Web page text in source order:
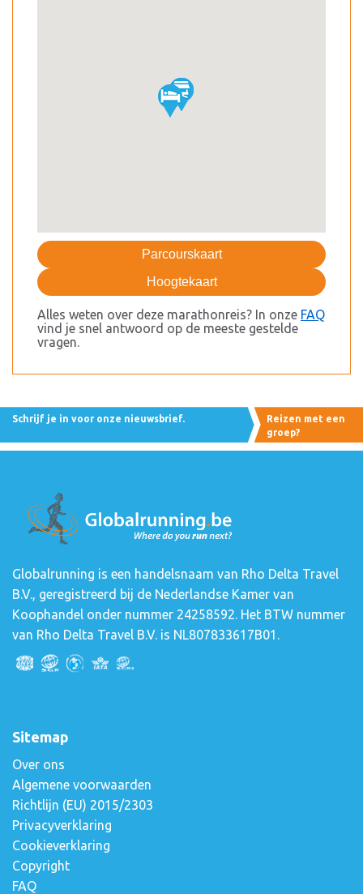
Parcourskaart
Hoogtekaart
Alles weten over deze marathonreis? In onze FAQ
vind je snel antwoord op de meeste gestelde
vragen.
Schrijf je in voor onze nieuwsbrief.
Reizen met een
groep?
Globalrunning is een handelsnaam van Rho Delta Travel
B.V., geregistreerd bij de Nederlandse Kamer van
Koophandel onder nummer 24258592. Het BTW nummer
van Rho Delta Travel B.V. is NL807833617B01.
Sitemap
Over ons
Algemene voorwaarden
Richtlijn (EU) 2015/2303
Privacyverklaring
Cookieverklaring
Copyright
FAQ